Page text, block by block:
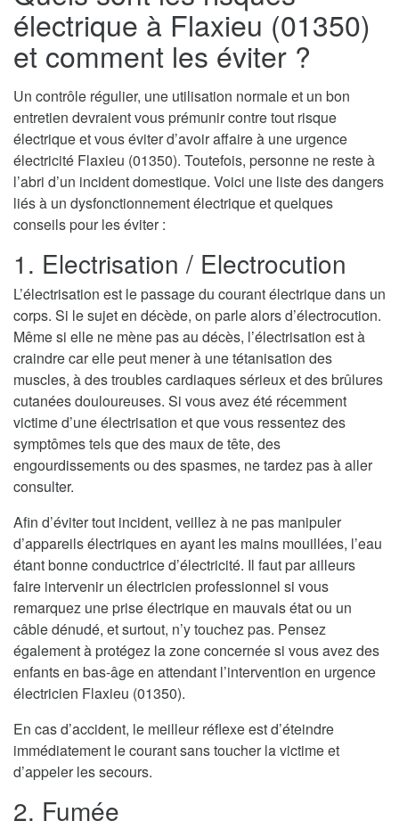
électrique à Flaxieu (01350)
et comment les éviter ?
Un contrôle régulier, une utilisation normale et un bon
entretien devraient vous prémunir contre tout risque
électrique et vous éviter d’avoir affaire à une urgence
électricité Flaxieu (01350). Toutefois, personne ne reste à
l’abri d’un incident domestique. Voici une liste des dangers
liés à un dysfonctionnement électrique et quelques
conseils pour les éviter :
1. Electrisation / Electrocution
L’électrisation est le passage du courant électrique dans un
corps. Si le sujet en décède, on parle alors d’électrocution.
Même si elle ne mène pas au décès, l’électrisation est à
craindre car elle peut mener à une tétanisation des
muscles, à des troubles cardiaques sérieux et des brûlures
cutanées douloureuses. Si vous avez été récemment
victime d’une électrisation et que vous ressentez des
symptômes tels que des maux de tête, des
engourdissements ou des spasmes, ne tardez pas à aller
consulter.
Afin d’éviter tout incident, veillez à ne pas manipuler
d’appareils électriques en ayant les mains mouillées, l’eau
étant bonne conductrice d’électricité. Il faut par ailleurs
faire intervenir un électricien professionnel si vous
remarquez une prise électrique en mauvais état ou un
câble dénudé, et surtout, n’y touchez pas. Pensez
également à protégez la zone concernée si vous avez des
enfants en bas-âge en attendant l’intervention en urgence
électricien Flaxieu (01350).
En cas d’accident, le meilleur réflexe est d’éteindre
immédiatement le courant sans toucher la victime et
d’appeler les secours.
2. Fumée